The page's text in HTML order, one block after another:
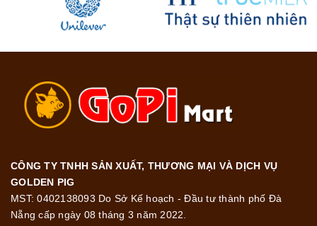
CÔNG TY TNHH SẢN XUẤT, THƯƠNG MẠI VÀ DỊCH VỤ
GOLDEN PIG
MST: 0402138093 Do Sở Kế hoạch - Đầu tư thành phố Đà
Nẵng cấp ngày 08 tháng 3 năm 2022.